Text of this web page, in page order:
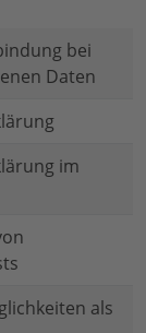
bei
Daten
im
als